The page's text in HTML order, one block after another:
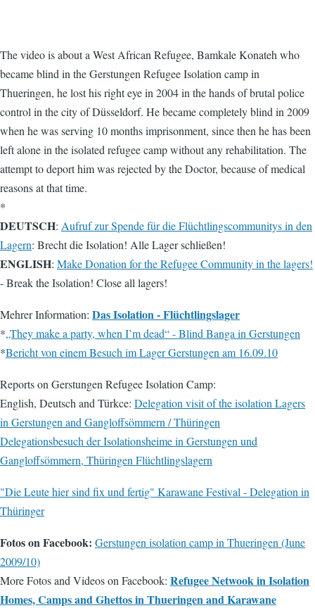
The video is about a West African Refugee, Bamkale Konateh who
became blind in the Gerstungen Refugee Isolation camp in
Thueringen, he lost his right eye in 2004 in the hands of brutal police
control in the city of Düsseldorf. He became completely blind in 2009
when he was serving 10 months imprisonment, since then he has been
left alone in the isolated refugee camp without any rehabilitation. The
attempt to deport him was rejected by the Doctor, because of medical
reasons at that time.
*
DEUTSCH: Aufruf zur Spende für die Flüchtlingscommunitys in den
Lagern: Brecht die Isolation! Alle Lager schließen!
ENGLISH: Make Donation for the Refugee Community in the lagers!
- Break the Isolation! Close all lagers!
Mehrer Information: Das Isolation - Flüchtlingslager
*„They make a party, when I’m dead“ - Blind Banga in Gerstungen
*Bericht von einem Besuch im Lager Gerstungen am 16.09.10
Reports on Gerstungen Refugee Isolation Camp:
English, Deutsch and Türkce: Delegation visit of the isolation Lagers
in Gerstungen and Gangloffsömmern / Thüringen
Delegationsbesuch der Isolationsheime in Gerstungen und
Gangloffsömmern, Thüringen Flüchtlingslagern
"Die Leute hier sind fix und fertig" Karawane Festival - Delegation in
Thüringer
Fotos on Facebook: Gerstungen isolation camp in Thueringen (June
2009/10)
More Fotos and Videos on Facebook: Refugee Netwook in Isolation
Homes, Camps and Ghettos in Thueringen and Karawane